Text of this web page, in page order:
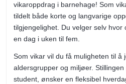
vikaroppdrag i barnehage! Som
tildelt både korte og langvarige
tilgjengelighet. Du velger selv
en dag i uken til fem.
Som vikar vil du få muligheten til å
aldersgrupper og miljøer.
student, ønsker en fleksibel